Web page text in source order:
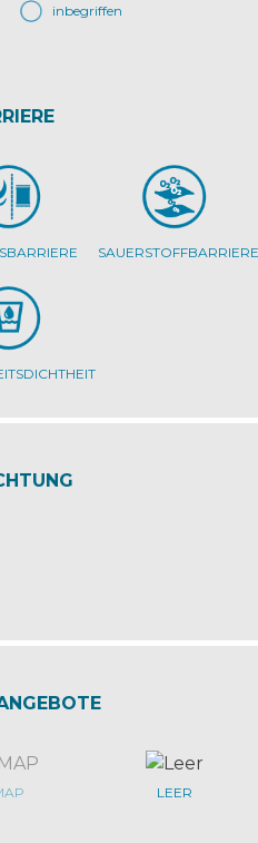
inbegriffen
SAUERSTOFFBARRIERE
LEER